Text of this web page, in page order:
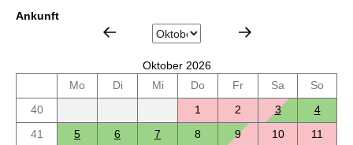
Ankunft
Oktober 2026
Mo
Di Mi Do Fr Sa
So
40
1 2 3
4
41
5 6 7 8 9 10
11